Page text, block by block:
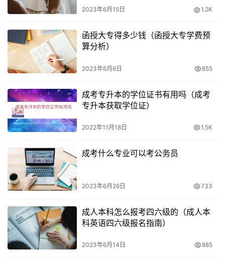
人员想要考大专。想要考大专可以选择高起专层次报考。如
果想直接考本科，则可以选择高起本报考。如果没有高中或
中专学历，考生如果通过自学达到了高中文化知识水平，具
备学习大学专业的文化基础，也可以报考高中起点的学习层
次。高中起点升专科，指考生通过成考进入成人高校后。报
至最终取得的学历也会有所不同。
总之，中专学历可以报考成人高考的高中起点专科、高中起
限制条件和要求。希望通过成考提升自己学历的考生们二、
报考要求和资格条件
报考成人高考需要符合相应的要求和资格条件。具体来说，
年龄限制
报考高起专和高起本层次的考生年龄要求为18周岁及以上，
2023年6月15日 1.2K
函授大专得多少钱（函授大专学费预
算分析）
2023年6月6日 855
成考专升本的学位证书有用吗（成考
专升本获取学位证）
2022年11月18日 1.5K
成考什么专业可以考公务员
2023年6月26日 733
成人本科怎么报考四六级的（成人本
科英语四六级报名指南）
2023年6月14日 885